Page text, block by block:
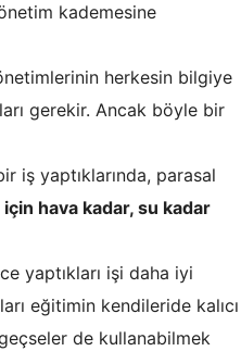
kademesine
herkesin bilgiye
gerekir. Ancak böyle bir
iş yaptıklarında, parasal
hava kadar, su kadar
yaptıkları işi daha iyi
eğitimin kendileride kalıcı
de kullanabilmek